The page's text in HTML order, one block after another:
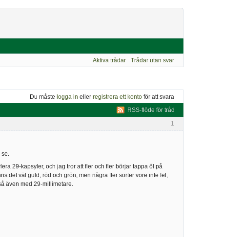
Aktiva trådar Trådar utan svar
Du måste logga in eller registrera ett konto för att svara
RSS-flöde för tråd
1
29-kapsyler, och jag tror att fler och fler börjar tappa öl på
det väl guld, röd och grön, men några fler sorter vore inte fel,
även med 29-millimetare.